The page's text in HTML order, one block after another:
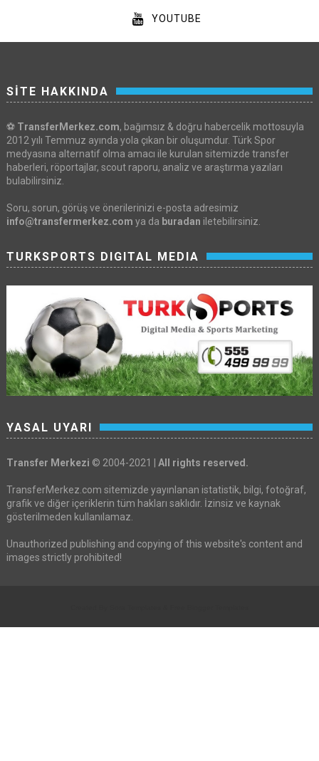
YOUTUBE
SİTE HAKKINDA
⚽ TransferMerkez.com, bağımsız & doğru habercelik mottosuyla
2012 yılı Temmuz ayında yola çıkan bir oluşumdur. Türk Spor
medyasına alternatif olma amacı ile kurulan sitemizde transfer
haberleri, röportajlar, scout raporu, analiz ve araştırma yazıları
bulabilirsiniz.
Soru, sorun, görüş ve önerilerinizi e-posta adresimiz
info@transfermerkez.com ya da buradan iletebilirsiniz.
TURKSPORTS DIGITAL MEDIA
YASAL UYARI
Transfer Merkezi © 2004-2021 | All rights reserved.
TransferMerkez.com sitemizde yayınlanan istatistik, bilgi, fotoğraf,
grafik ve diğer içeriklerin tüm hakları saklıdır. İzinsiz ve kaynak
gösterilmeden kullanılamaz.
Unauthorized publishing and copying of this website's content and
images strictly prohibited!